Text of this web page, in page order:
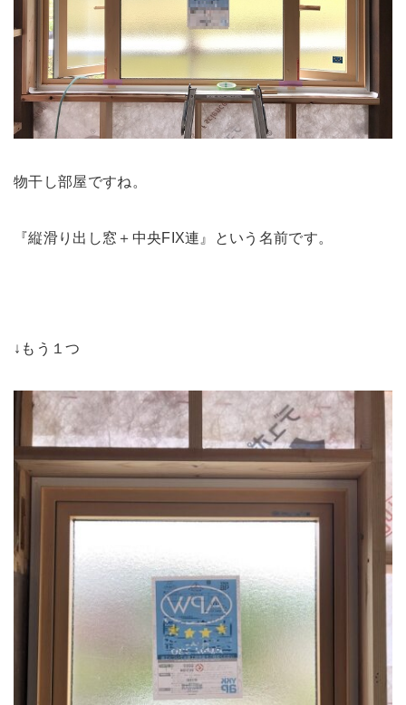
物干し部屋ですね。
『縦滑り出し窓＋中央FIX連』という名前です。
↓もう１つ